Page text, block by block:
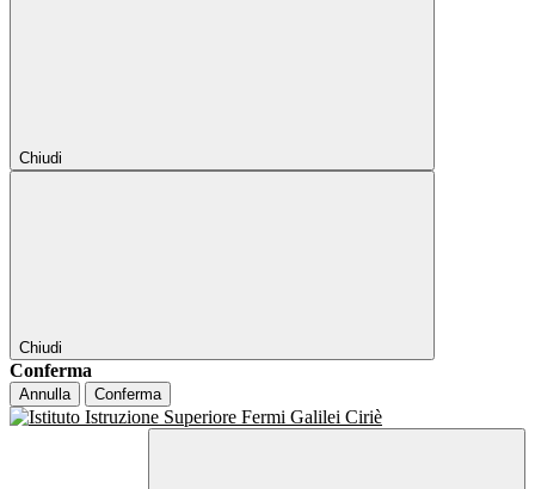
Chiudi
Chiudi
Conferma
Annulla Conferma